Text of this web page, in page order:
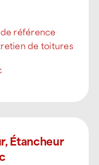
référence
de toitures
Étancheur